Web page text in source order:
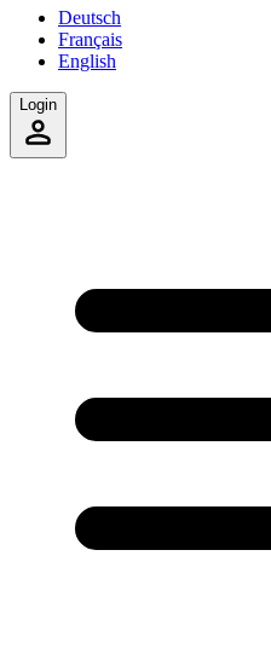
Deutsch
Français
English
Login